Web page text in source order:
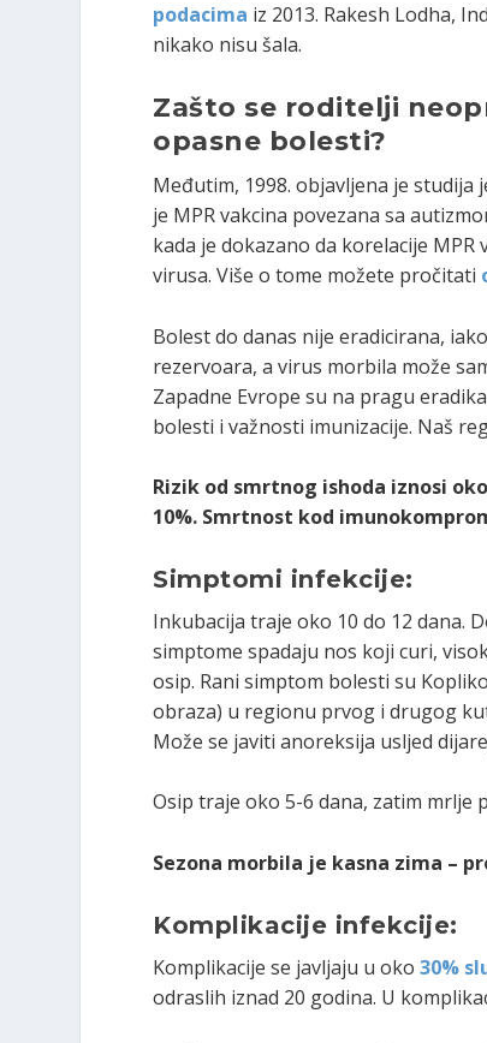
podacima iz 2013. Rakesh Lodha,
nikako nisu šala.
Zašto se roditelji
opasne bolesti?
Međutim, 1998. objavljena je
je MPR vakcina povezana sa
kada je dokazano da korelacije
virusa. Više o tome možete pročitati
Bolest do danas nije eradicirana,
rezervoara, a virus morbila može
Zapadne Evrope su na pragu
bolesti i važnosti imunizacije. Naš
Rizik od smrtnog ishoda iznosi
10%. Smrtnost kod
Simptomi infekcije:
Inkubacija traje oko 10 do 12 dana.
simptome spadaju nos koji curi,
osip. Rani simptom bolesti su
obraza) u regionu prvog i drugog
Može se javiti anoreksija usljed
Osip traje oko 5-6 dana, zatim mrlje
Sezona morbila je kasna zima –
Komplikacije infekcije:
Komplikacije se javljaju u oko 30%
odraslih iznad 20 godina. U